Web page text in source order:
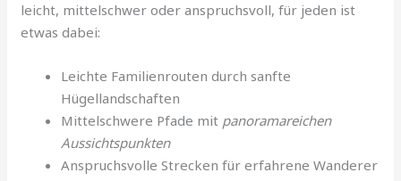
leicht, mittelschwer oder anspruchsvoll, für jeden ist
etwas dabei:
Leichte Familienrouten durch sanfte
Hügellandschaften
Mittelschwere Pfade mit panoramareichen
Aussichtspunkten
Anspruchsvolle Strecken für erfahrene Wanderer